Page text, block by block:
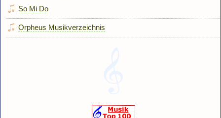
So Mi Do
Orpheus Musikverzeichnis